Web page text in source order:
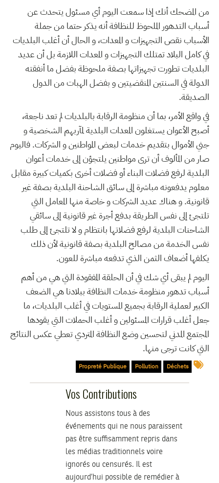
من المضحك أنك إذا سمعت اليوم أي مسئول يتحدث عن
أسباب التدهور الملحوظ للنظافة أنه يذكر حتما من جملة
الأسباب نقص التجهيزات و المعدات، و الحال أن أغلب البلديات
في كامل البلاد تمتلك التجهيزات و المعدات اللازمة بل أن عديد
البلديات تطورت تجهيزاتها بصفة ملحوظة بفضل ما أنفقته
الدولة في السنتين المنقضيتين و بفضل الهبات من الدول
الصديقة.
في واقع الأمر، بما أن منظومة الرقابة بالبلديات لم تعد ناجعة،
أصبح الأعوان يستغلون المعدات البلدية لمآربهم الشخصية و
جني الأموال بتقديم خدمات لبعض المواطنين و الشركات. فاليوم
صار من المألوف أن ترى مواطنين يلتجؤن إلى خدمات أعوان
البلدية لرفع فضلات البناء أو فضلات أخرى بكميات كبيرة مقابل
معلوم يدفعونه مباشرة إلى سائق الشاحنة البلدية بصفة غير
قانونية. و هناك عديد الشركات و خاصة منها المعامل التي
تلتجئ إلى نفس الطريقة بدفع أجرة غير قانونية إلى سائقي
الشاحنات البلدية لرفع فضلاتها بانتظام و لا تلتجئ إلى طلب
نفس الخدمة من مصالح البلدية بصفة قانونية لأن ذلك
يكلفها أضعاف الثمن الذي تدفعه مباشرة للعون.
اليوم لم يبقى أي شك في أن الحلقة المفقودة التي هي من أهم
أسباب تدهور منظومة خدمات النظافة ببلادنا هي الضعف
الكبير لعملية الرقابة بجميع المستويات في أغلب البلديات، ما
جعل أغلب قرارات المسئولين و أغلب الحملات التي يقودها
المجتمع المدني لتحسين وضع النظافة المتردي تعطي عكس النتائج
التي كانت ترجى منها.
Déchets
Pollution
Propreté Publique
Vos Contributions
Nous assistons tous à des
événements qui ne nous paraissent
pas être suffisamment repris dans
les médias traditionnels voire
ignorés ou censurés. Il est
aujourd’hui possible de remédier à